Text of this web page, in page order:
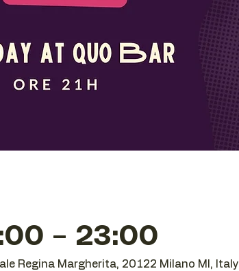
– 23:00
Regina Margherita, 20122 Milano MI, Italy